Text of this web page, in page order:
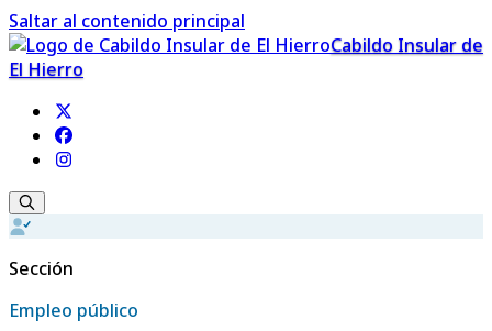
Saltar al contenido principal
Cabildo Insular de
El Hierro
Sección
Empleo público